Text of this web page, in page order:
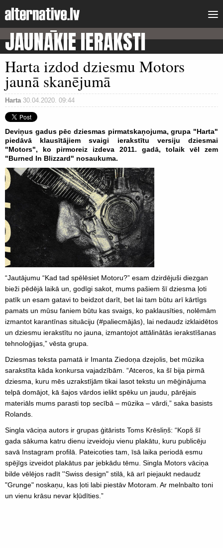
JAUNĀKIE IERAKSTI
Harta izdod dziesmu Motors
jaunā skanējumā
Harta 30.04.2020. 09:44
Deviņus gadus pēc dziesmas pirmatskaņojuma, grupa "Harta"
piedāvā klausītājiem svaigi ierakstītu versiju dziesmai
"Motors", ko pirmoreiz izdeva 2011. gadā, tolaik vēl zem
"Burned In Blizzard" nosaukuma.
“Jautājumu “Kad tad spēlēsiet Motoru?” esam dzirdējuši diezgan
bieži pēdējā laikā un, godīgi sakot, mums pašiem šī dziesma ļoti
patīk un esam gatavi to beidzot darīt, bet lai tam būtu arī kārtīgs
pamats un mūsu faniem būtu kas svaigs, ko paklausīties, nolēmām
izmantot karantīnas situāciju (#paliecmājās), lai nedaudz izklaidētos
un dziesmu ierakstītu no jauna, izmantojot attālinātās ierakstīšanas
tehnoloģijas,” vēsta grupa.
Dziesmas teksta pamatā ir Imanta Ziedoņa dzejolis, bet mūzika
sarakstīta kāda konkursa vajadzībām. “Atceros, ka šī bija pirmā
dziesma, kuru mēs uzrakstījām tikai lasot tekstu un mēģinājuma
telpā domājot, kā šajos vārdos ielikt spēku un jaudu, pārējais
materiāls mums parasti top secībā – mūzika – vārdi,” saka basists
Rolands.
Singla vāciņa autors ir grupas ģitārists Toms Krēsliņš: “Kopš šī
gada sākuma katru dienu izveidoju vienu plakātu, kuru publicēju
savā Instagram profilā. Pateicoties tam, īsā laika periodā esmu
spējīgs izveidot plakātus par jebkādu tēmu. Singla Motors vāciņa
bilde vēlējos radīt ''Swiss design" stilā, kā arī piejaukt nedaudz
"Grunge" noskaņu, kas ļoti labi piestāv Motoram. Ar melnbalto toni
un vienu krāsu nevar kļūdīties.”